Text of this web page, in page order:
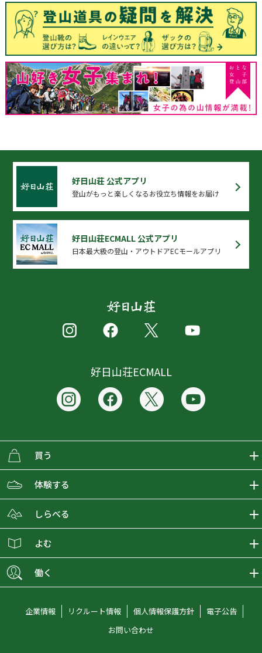
好日山荘 公式アプリ
登山がもっと楽しくなるお役立ち情報をお届け
好日山荘ECMALL 公式アプリ
日本最大級の登山・アウトドアECモールアプリ
好日山荘ECMALL
買う
ECMALLの商品をさがす
取り扱いブランド一覧
ショップブログ
会員募集
体験する
おとな女子登山部
グラビティリサーチ
しらべる
登山レポート
オンラインコンシェルジュ
よむ
働く
企業情報 リクルート情報 個人情報保護方針
電子公告
お問い合わせ